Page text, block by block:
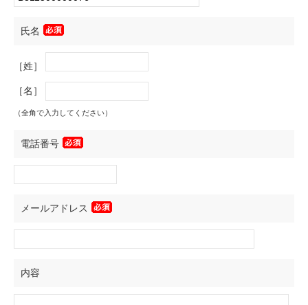
氏名
［姓］
［名］
（全角で入力してください）
電話番号
メールアドレス
内容